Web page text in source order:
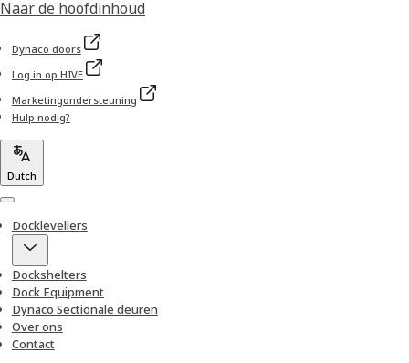
Naar de hoofdinhoud
Dynaco doors
Log in op HIVE
Marketingondersteuning
Hulp nodig?
Dutch
Menu
Docklevellers
Dockshelters
Dock Equipment
Dynaco Sectionale deuren
Over ons
Contact